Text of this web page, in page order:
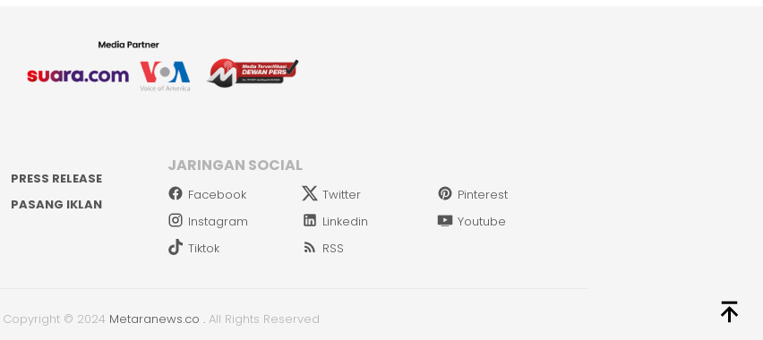
PRESS RELEASE
PASANG IKLAN
JARINGAN SOCIAL
Facebook Twitter
Pinterest
Instagram
Linkedin
Youtube
Tiktok
RSS
Copyright © 2024 Metaranews.co . All Rights Reserved